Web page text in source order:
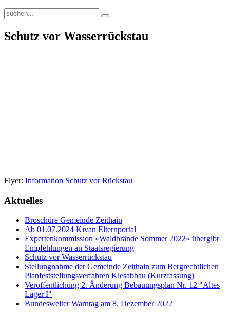
Schutz vor Wasserrückstau
Flyer: Information Schutz vor Rückstau
Aktuelles
Broschüre Gemeinde Zeithain
Ab 01.07.2024 Kivan Elternportal
Expertenkommission »Waldbrände Sommer 2022« übergibt
Empfehlungen an Staatsregierung
Schutz vor Wasserrückstau
Stellungnahme der Gemeinde Zeithain zum Bergrechtlichen
Planfeststellungsverfahren Kiesabbau (Kurzfassung)
Veröffentlichung 2. Änderung Bebauungsplan Nr. 12 "Altes
Lager I"
Bundesweiter Warntag am 8. Dezember 2022